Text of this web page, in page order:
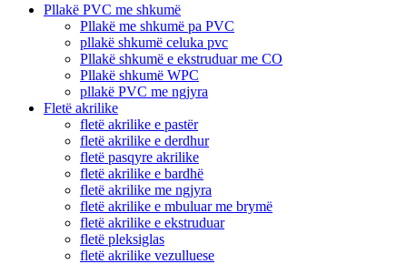
Pllakë PVC me shkumë
Pllakë me shkumë pa PVC
pllakë shkumë celuka pvc
Pllakë shkumë e ekstruduar me CO
Pllakë shkumë WPC
pllakë PVC me ngjyra
Fletë akrilike
fletë akrilike e pastër
fletë akrilike e derdhur
fletë pasqyre akrilike
fletë akrilike e bardhë
fletë akrilike me ngjyra
fletë akrilike e mbuluar me brymë
fletë akrilike e ekstruduar
fletë pleksiglas
fletë akrilike vezulluese